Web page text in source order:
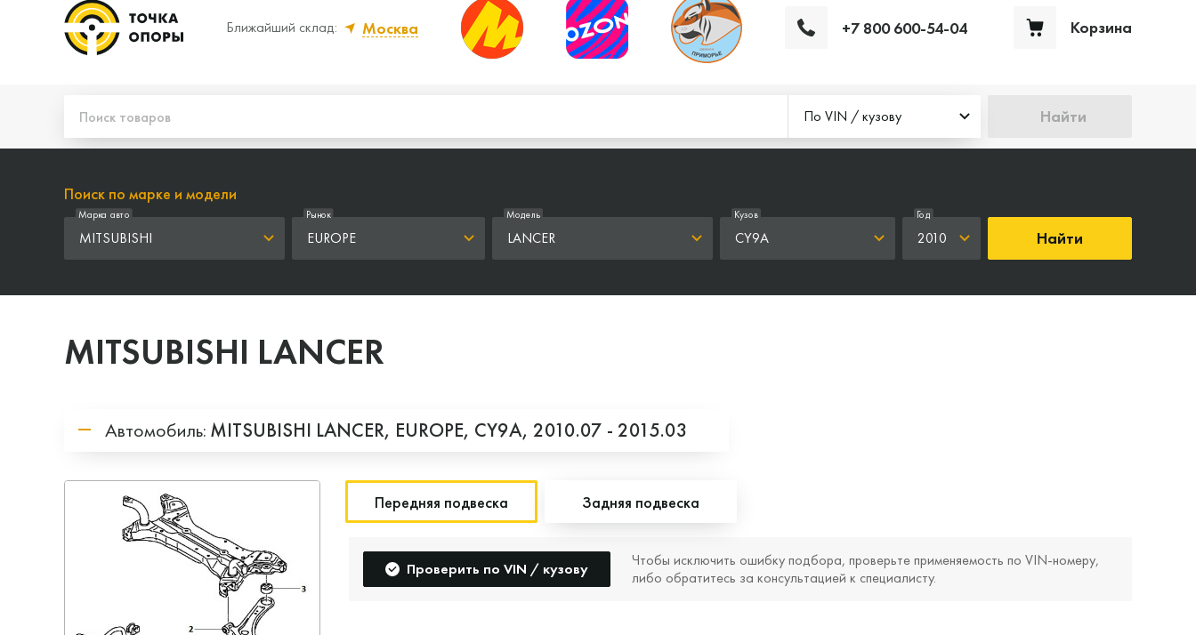
Ближайший склад:
Москва
+7 800 600-54-04 Корзина
По VIN / кузову Найти
Поиск по марке и модели
MITSUBISHI
Марка авто
EUROPE
Рынок
LANCER
Модель
CY9A
Кузов
2010
Год
Найти
MITSUBISHI LANCER
Автомобиль: MITSUBISHI LANCER, EUROPE, CY9A, 2010.07 - 2015.03
Передняя подвеска Задняя подвеска
Проверить по VIN / кузову
Чтобы исключить ошибку подбора, проверьте применяемость по VIN‑номеру,
либо обратитесь за консультацией к специалисту.